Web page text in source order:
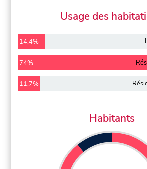
Usage des
14,4%
74%
11,7%
Habitants